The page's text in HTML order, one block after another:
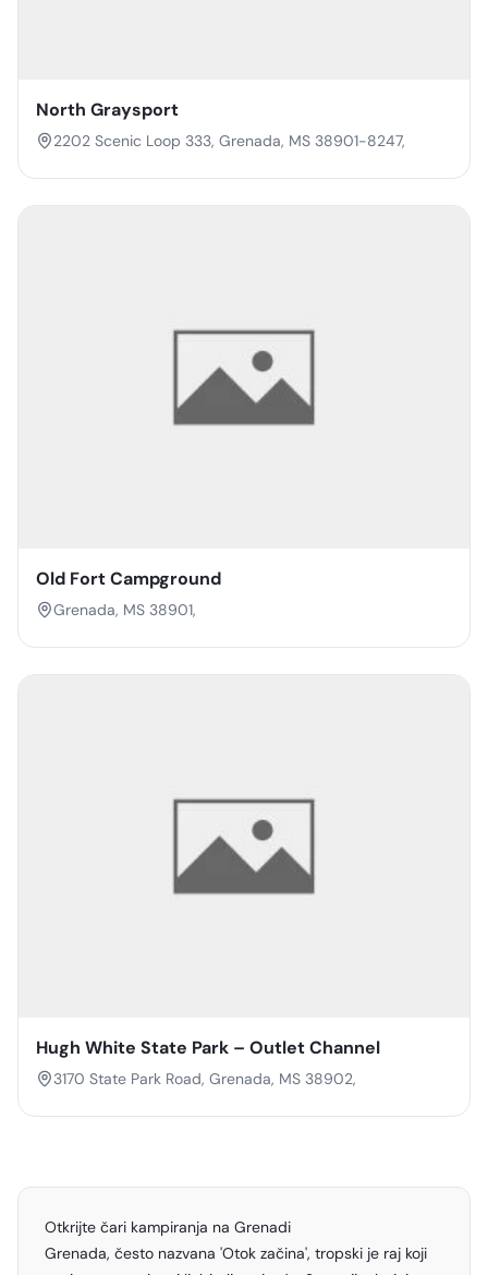
North Graysport
2202 Scenic Loop 333, Grenada, MS 38901-8247,
Old Fort Campground
Grenada, MS 38901,
Hugh White State Park – Outlet Channel
3170 State Park Road, Grenada, MS 38902,
Otkrijte čari kampiranja na Grenadi
Grenada, često nazvana 'Otok začina', tropski je raj koji